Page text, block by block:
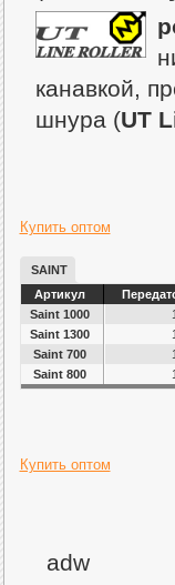
канавкой,
шнура (UT
Купить оптом
SAINT
Артикул
Saint 1000
Saint 1300
Saint 700
Saint 800
Купить оптом
adw